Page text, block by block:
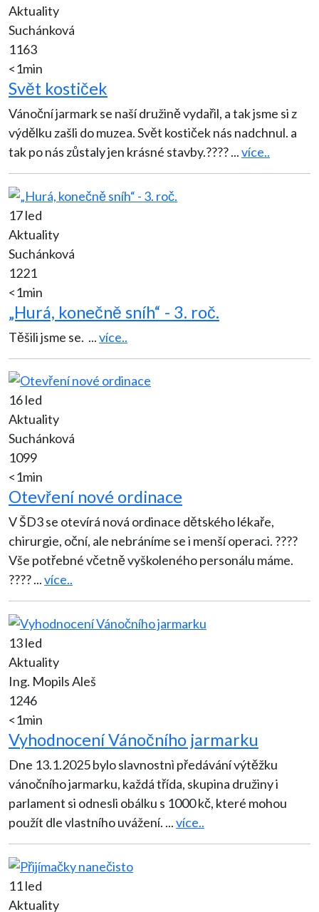
Aktuality
Suchánková
1163
<1min
Svět kostiček
Vánoční jarmark se naší družině vydařil, a tak jsme si z
výdělku zašli do muzea. Svět kostiček nás nadchnul. a
tak po nás zůstaly jen krásné stavby.????...více..
17 led
Aktuality
Suchánková
1221
<1min
„Hurá, konečně sníh“ - 3. roč.
Těšili jsme se. ...více..
16 led
Aktuality
Suchánková
1099
<1min
Otevření nové ordinace
V ŠD3 se otevírá nová ordinace dětského lékaře,
chirurgie, oční, ale nebráníme se i menší operaci. ????
Vše potřebné včetně vyškoleného personálu máme.
????...více..
13 led
Aktuality
Ing. Mopils Aleš
1246
<1min
Vyhodnocení Vánočního jarmarku
Dne 13.1.2025 bylo slavnostnì předávání výtěžku
vánočního jarmarku, každá třída, skupina družiny i
parlament si odnesli obálku s 1000 kč, které mohou
použít dle vlastního uvážení. ...více..
11 led
Aktuality